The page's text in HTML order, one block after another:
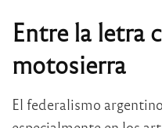
Entre la letra
motosierra
El federalismo